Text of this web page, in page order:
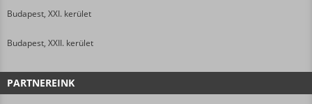
Budapest, XXI. kerület
Budapest, XXII. kerület
PARTNEREINK